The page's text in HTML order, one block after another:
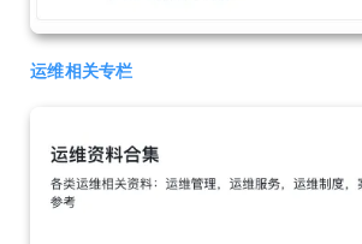
运维相关专栏